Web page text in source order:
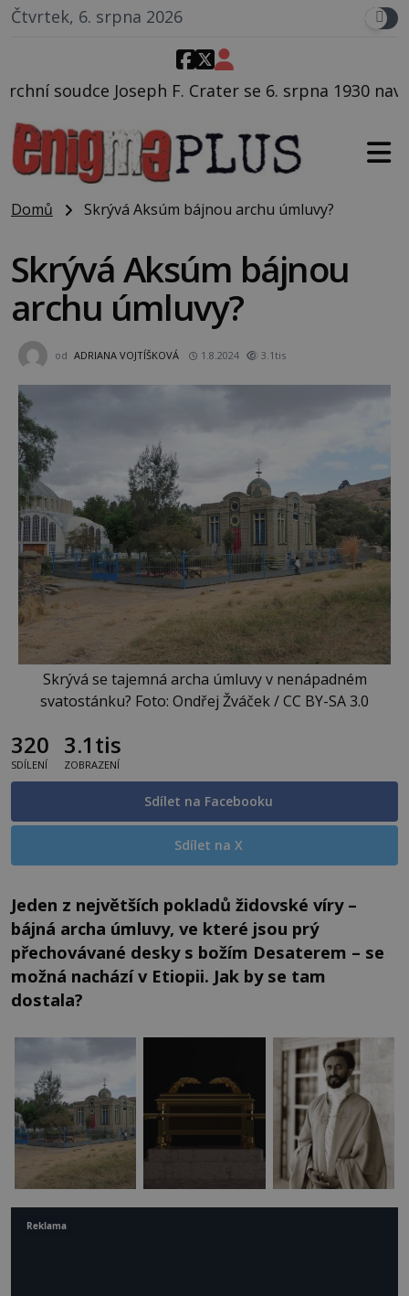
Čtvrtek, 6. srpna 2026
F. Crater se 6. srpna 1930 navečeří ve své
Domů Skrývá Aksúm bájnou archu úmluvy?
Skrývá Aksúm bájnou
archu úmluvy?
od ADRIANA VOJTÍŠKOVÁ 1.8.2024 3.1tis
Skrývá se tajemná archa úmluvy v nenápadném
svatostánku? Foto: Ondřej Žváček / CC BY-SA 3.0
320
SDÍLENÍ
3.1tis
ZOBRAZENÍ
Sdílet na Facebooku
Sdílet na X
Jeden z největších pokladů židovské víry –
bájná archa úmluvy, ve které jsou prý
přechovávané desky s božím Desaterem – se
možná nachází v Etiopii. Jak by se tam
dostala?
Reklama